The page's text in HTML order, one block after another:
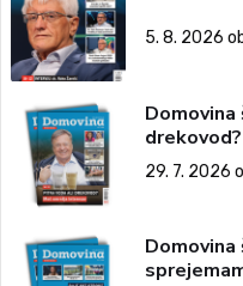
5. 8. 2026
29. 7. 2026